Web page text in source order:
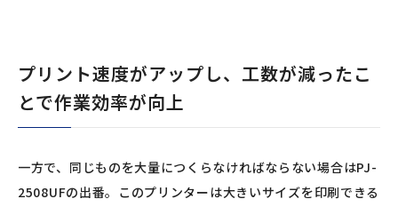
プリント速度がアップし、工数が減ったこ
とで作業効率が向上
一方で、同じものを大量につくらなければならない場合はPJ-
2508UFの出番。このプリンターは大きいサイズを印刷できる